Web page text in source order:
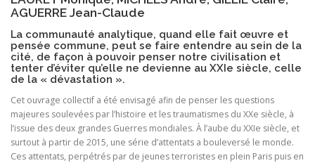
AGUERRE Jean-Claude
La communauté analytique, quand elle fait œuvre et
pensée commune, peut se faire entendre au sein de la
cité, de façon à pouvoir penser notre civilisation et
tenter d’éviter qu’elle ne devienne au XXIe siècle, celle
de la « dévastation ».
Cet ouvrage collectif a été envisagé afin de penser les questions
majeures soulevées par l’histoire et les traumatismes du XXe siècle, à
l’issue des deux grandes Guerres mondiales. À l’aube du XXIe siècle, et
surtout à partir de 2015, une série d’attentats a bouleversé le monde.
Ces attentats, perpétrés par de jeunes terroristes en plein Paris puis en